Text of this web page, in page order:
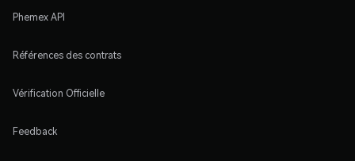
Phemex API
Références des contrats
Vérification Officielle
Feedback